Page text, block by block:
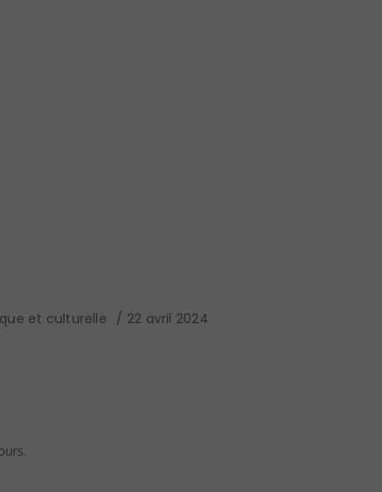
et culturelle 22 avril 2024